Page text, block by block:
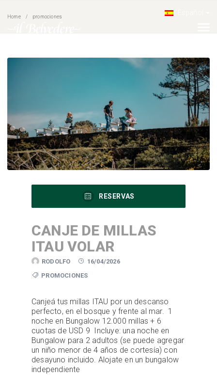
Home promociones
RESERVAS
CANJE DE MILLAS
ITAU VOLAR
RODOLFO
16/04/2026
PROMOCIONES
Canjeá tus millas ITAU por un descanso
perfecto, en el bosque y frente al mar. 1
noche en Bungalow 12.000 millas + 6
cuotas de USD 9 Incluye: una noche en
Bungalow para 2 adultos (se puede agregar
un niño menor de 4 años de cortesía) con
desayuno incluido. Alojate en un bungalow
independiente